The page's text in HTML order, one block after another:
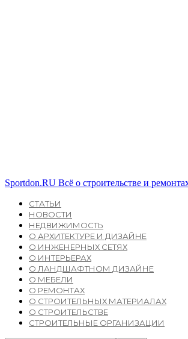
Sportdon.RU Всё о строительстве и
СТАТЬИ
НОВОСТИ
НЕДВИЖИМОСТЬ
О АРХИТЕКТУРЕ И ДИЗАЙНЕ
О ИНЖЕНЕРНЫХ СЕТЯХ
О ИНТЕРЬЕРАХ
О ЛАНДШАФТНОМ ДИЗАЙНЕ
О МЕБЕЛИ
О РЕМОНТАХ
О СТРОИТЕЛЬНЫХ МАТЕРИАЛАХ
О СТРОИТЕЛЬСТВЕ
СТРОИТЕЛЬНЫЕ ОРГАНИЗАЦИИ